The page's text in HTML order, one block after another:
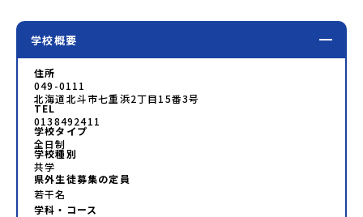
学校概要
住所
049-0111
北海道北斗市七重浜2丁目15番3号
TEL
0138492411
学校タイプ
全日制
学校種別
共学
県外生徒募集の定員
若干名
学科・コース